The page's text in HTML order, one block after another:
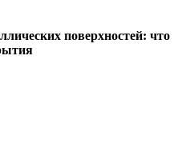
поверхностей: что